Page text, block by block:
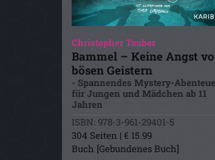
Christopher Tauber
Bammel – Keine Angst
bösen Geistern
- Spannendes Mystery-
für Jungen und Mädchen ab 11
Jahren
ISBN: 978-3-961-29401-5
304 Seiten | € 15.99
Buch [Gebundenes Buch]